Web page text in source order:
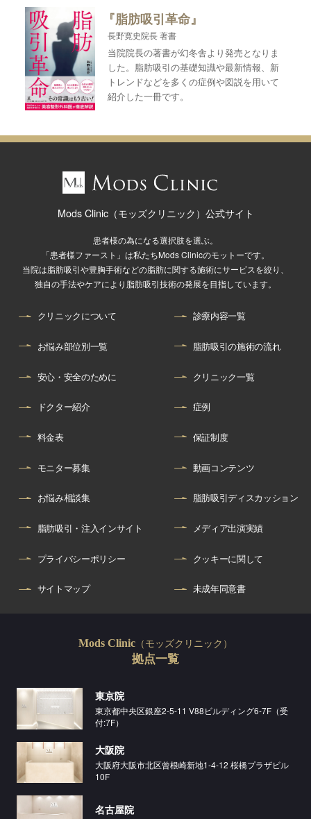
『脂肪吸引革命』
長野寛史院長 著書
当院院長の著書が幻冬舎より発売となりま
した。脂肪吸引の基礎知識や最新情報、新
トレンドなどを多くの症例や図説を用いて
紹介した一冊です。
Mods Clinic（モッズクリニック）公式サイト
患者様の為になる選択肢を選ぶ。
「患者様ファースト」は私たちMods Clinicのモットーです。
当院は脂肪吸引や豊胸手術などの脂肪に関する施術にサービスを絞り、
独自の手法やケアにより脂肪吸引技術の発展を目指しています。
クリニックについて 診療内容一覧
お悩み部位別一覧 脂肪吸引の施術の流れ
安心・安全のために クリニック一覧
ドクター紹介 症例
料金表 保証制度
モニター募集 動画コンテンツ
お悩み相談集 脂肪吸引ディスカッション
脂肪吸引・注入インサイト メディア出演実績
プライバシーポリシー クッキーに関して
サイトマップ 未成年同意書
Mods Clinic （モッズクリニック）
拠点一覧
東京院
東京都中央区銀座2-5-11 V88ビルディング6-7F（受
付:7F）
大阪院
大阪府大阪市北区曾根崎新地1-4-12 桜橋プラザビル
10F
名古屋院